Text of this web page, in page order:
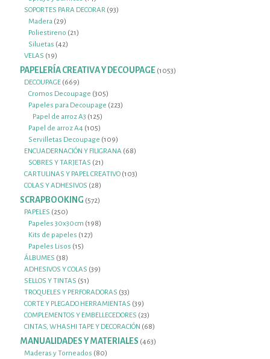
productos
SOPORTES PARA DECORAR 9393
Madera 2929
productos
Poliestireno 2121
Siluetas 4242
VELAS 1919
productos
PAPELERÍA CREATIVA Y DECOUPAGE 10531053
DECOUPAGE 669669
productos
Cromos Decoupage 305305
productos
Papeles para Decoupage 223223
Papel de arroz A3 125125
productos
Papel de arroz A4 105105
productos
Servilletas Decoupage 109109
productos
ENCUADERNACIÓN Y FILIGRANA 6868
SOBRES Y TARJETAS 2121
productos
CARTULINAS Y PAPEL CREATIVO 103103
COLAS Y ADHESIVOS 2828
SCRAPBOOKING 572572
PAPELES 250250
productos
Papeles 30x30cm 198198
Kits de papeles 127127
Papeles Lisos 1515
ÁLBUMES 3838
productos
ADHESIVOS Y COLAS 3939
SELLOS Y TINTAS 5151
productos
TROQUELES Y PERFORADORAS 3333
productos
CORTE Y PLEGADO HERRAMIENTAS 3939
productos
COMPLEMENTOS Y EMBELLECEDORES 2323
productos
CINTAS, WHASHI TAPE Y DECORACIÓN 6868
productos
MANUALIDADES Y MATERIALES 463463
Maderas y Torneados 8080